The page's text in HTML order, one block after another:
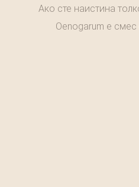
Ако сте наистина
Oenogarum е